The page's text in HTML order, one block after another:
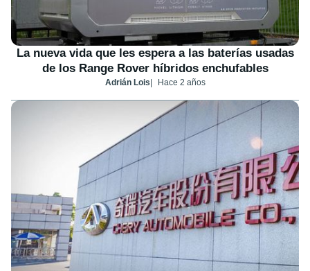
La nueva vida que les espera a las baterías usadas
de los Range Rover híbridos enchufables
Adrián Lois Hace 2 años